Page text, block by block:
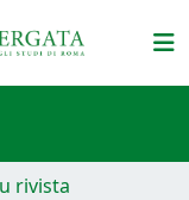
rivista